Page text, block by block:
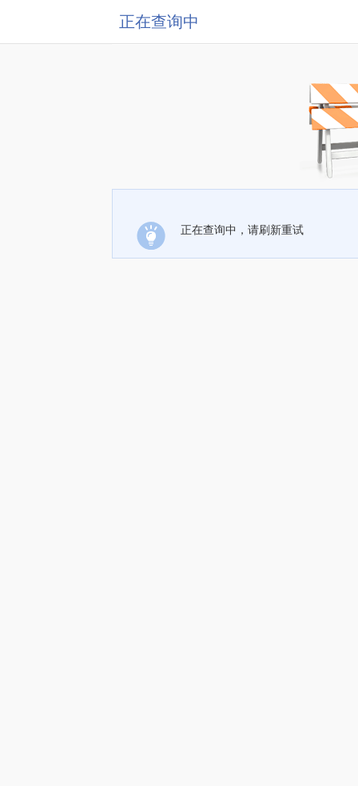
正在查询中
正在查询中，请刷新重试